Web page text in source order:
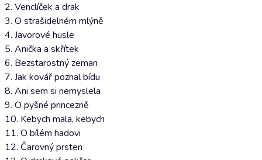
2. Venclíček a drak
3. O strašidelném mlýně
4. Javorové husle
5. Anička a skřítek
6. Bezstarostný zeman
7. Jak kovář poznal bídu
8. Ani sem si nemyslela
9. O pyšné princezně
10. Kebych mala, kebych
11. O bílém hadovi
12. Čarovný prsten